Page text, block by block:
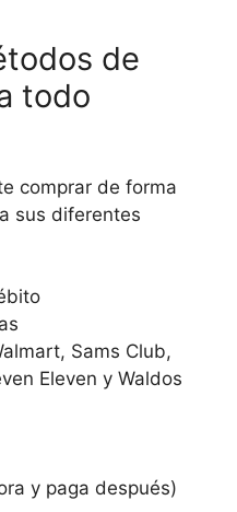
de
todo
comprar de forma
sus diferentes
Sams Club,
Eleven y Waldos
y paga después)